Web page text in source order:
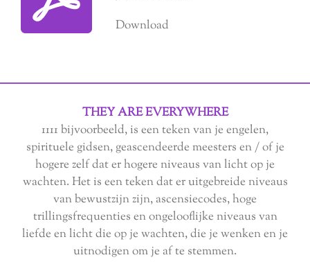
Download
THEY ARE EVERYWHERE
1111 bijvoorbeeld, is een teken van je engelen,
spirituele gidsen, geascendeerde meesters en / of je
hogere zelf dat er hogere niveaus van licht op je
wachten. Het is een teken dat er uitgebreide niveaus
van bewustzijn zijn, ascensiecodes, hoge
trillingsfrequenties en ongelooflijke niveaus van
liefde en licht die op je wachten, die je wenken en je
uitnodigen om je af te stemmen.